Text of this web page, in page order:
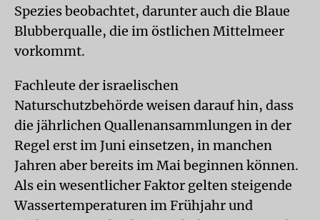
Spezies beobachtet, darunter auch die Blaue
Blubberqualle, die im östlichen Mittelmeer
vorkommt.
Fachleute der israelischen
Naturschutzbehörde weisen darauf hin, dass
die jährlichen Quallenansammlungen in der
Regel erst im Juni einsetzen, in manchen
Jahren aber bereits im Mai beginnen können.
Als ein wesentlicher Faktor gelten steigende
Wassertemperaturen im Frühjahr und